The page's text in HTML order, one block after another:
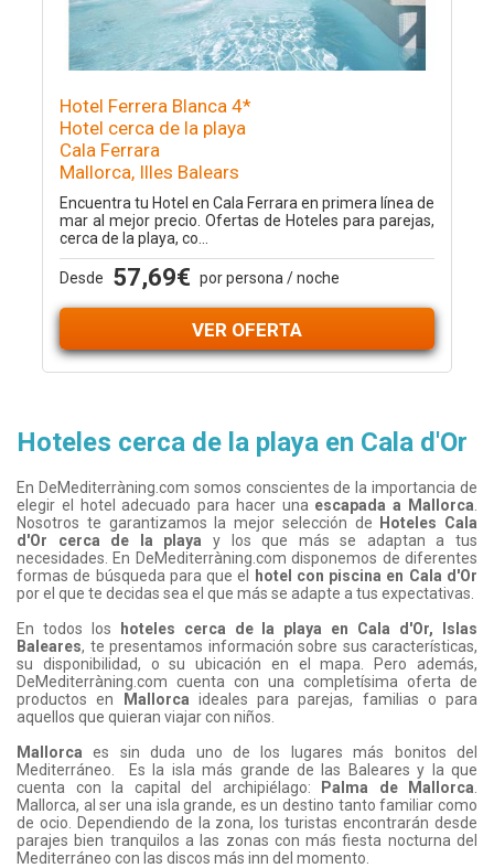
Hotel Ferrera Blanca 4*
Hotel cerca de la playa
Cala Ferrara
Mallorca, Illes Balears
Encuentra tu Hotel en Cala Ferrara en primera línea de
mar al mejor precio. Ofertas de Hoteles para parejas,
cerca de la playa, co...
Desde 57,69€ por persona / noche
VER OFERTA
Hoteles cerca de la playa en Cala d'Or
En DeMediterràning.com somos conscientes de la importancia de
elegir el hotel adecuado para hacer una escapada a Mallorca
Nosotros te garantizamos la mejor selección de Hoteles Cala
d'Or cerca de la playa y los que más se adaptan a tus
necesidades. En DeMediterràning.com disponemos de diferentes
formas de búsqueda para que el
hotel con piscina en Cala d'Or
por el que te decidas sea el que más se adapte a tus expectativas.
En todos los
hoteles cerca de la playa en Cala d'Or, Islas
Baleares, te presentamos información sobre sus características,
su disponibilidad, o su ubicación en el mapa. Pero además,
DeMediterràning.com cuenta con una completísima oferta de
productos en
Mallorca ideales para parejas, familias o para
aquellos que quieran viajar con niños.
Mallorcaes sin duda uno de los lugares más bonitos del
Mediterráneo. Es la isla más grande de las Baleares y la que
cuenta con la capital del archipiélago:
Palma de Mallorca
Mallorca, al ser una isla grande, es un destino tanto familiar como
de ocio. Dependiendo de la zona, los turistas encontrarán desde
parajes bien tranquilos a las zonas con más fiesta nocturna del
Mediterráneo con las discos más inn del momento.